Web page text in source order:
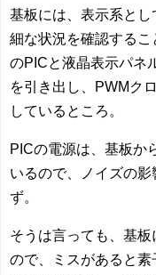
基板には、表示系と
細な状況を確認する
のPICと液晶表示パネ
を引き出し、PWMク
しているところ。
PICの電源は、基板か
いるので、ノイズの
ず。
そうは言っても、基
ので、ミスがあると